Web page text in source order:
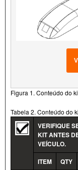
Figura 1. Conteúdo do
Tabela 2. Conteúdo do
VERIFIQUE
KIT ANTES
VEÍCULO.
ITEM
QTY